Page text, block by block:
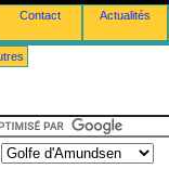
Contact Actualités